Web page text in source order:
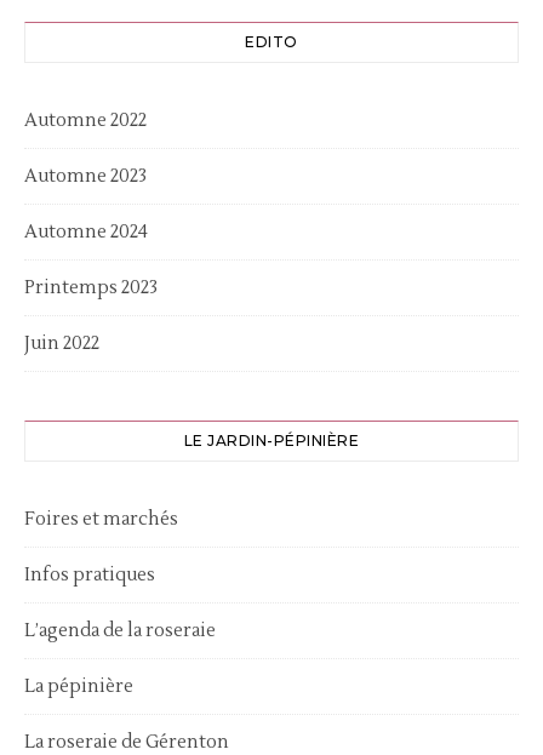
EDITO
Automne 2022
Automne 2023
Automne 2024
Printemps 2023
Juin 2022
LE JARDIN-PÉPINIÈRE
Foires et marchés
Infos pratiques
L’agenda de la roseraie
La pépinière
La roseraie de Gérenton